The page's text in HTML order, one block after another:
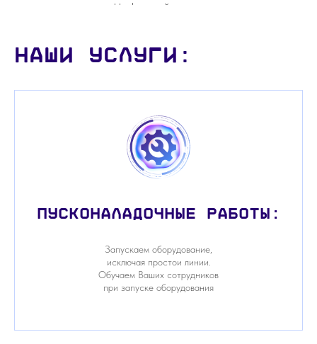
аналогов. Цифровой код гарантирует
Наши услуги:
Пусконаладочные работы:
Запускаем оборудование,
исключая простои линии.
Обучаем Ваших сотрудников
при запуске оборудования